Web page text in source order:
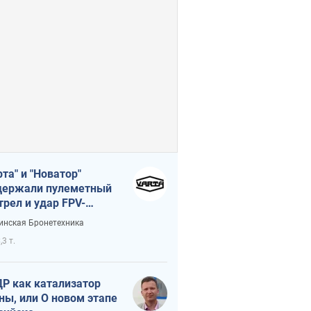
и "Новатор"
пулеметный
и удар FPV-
сохранив жизнь
Бронетехника
т.
как катализатор
или О новом этапе